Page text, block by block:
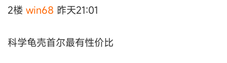
2楼 win68 昨天21:01
科学龟壳首尔最有性价比